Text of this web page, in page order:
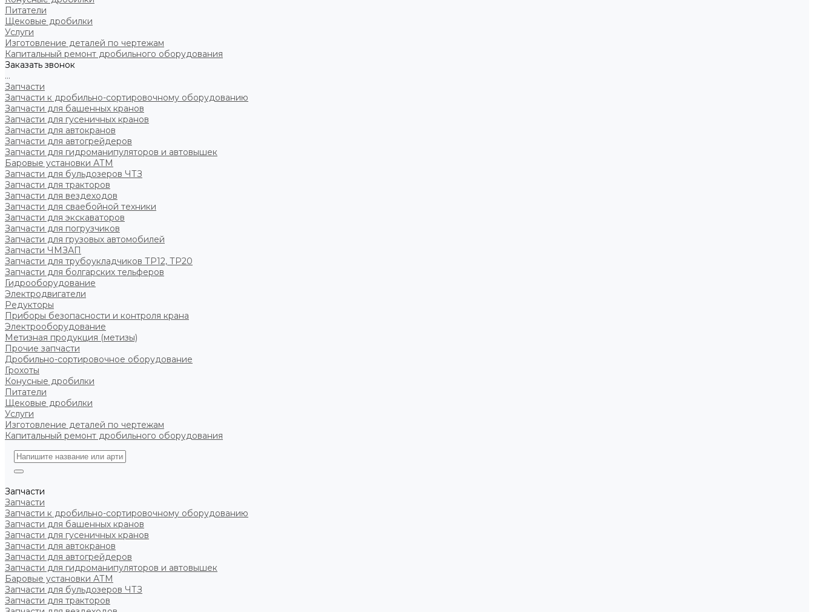
Питатели
Щековые дробилки
Услуги
Изготовление деталей по чертежам
Капитальный ремонт дробильного оборудования
Заказать звонок
...
Запчасти
Запчасти к дробильно-сортировочному оборудованию
Запчасти для башенных кранов
Запчасти для гусеничных кранов
Запчасти для автокранов
Запчасти для автогрейдеров
Запчасти для гидроманипуляторов и автовышек
Баровые установки АТМ
Запчасти для бульдозеров ЧТЗ
Запчасти для тракторов
Запчасти для вездеходов
Запчасти для сваебойной техники
Запчасти для экскаваторов
Запчасти для погрузчиков
Запчасти для грузовых автомобилей
Запчасти ЧМЗАП
Запчасти для трубоукладчиков ТР12, ТР20
Запчасти для болгарских тельферов
Гидрооборудование
Электродвигатели
Редукторы
Приборы безопасности и контроля крана
Электрооборудование
Метизная продукция (метизы)
Прочие запчасти
Дробильно-сортировочное оборудование
Грохоты
Конусные дробилки
Питатели
Щековые дробилки
Услуги
Изготовление деталей по чертежам
Капитальный ремонт дробильного оборудования
Запчасти
Запчасти
Запчасти к дробильно-сортировочному оборудованию
Запчасти для башенных кранов
Запчасти для гусеничных кранов
Запчасти для автокранов
Запчасти для автогрейдеров
Запчасти для гидроманипуляторов и автовышек
Баровые установки АТМ
Запчасти для бульдозеров ЧТЗ
Запчасти для тракторов